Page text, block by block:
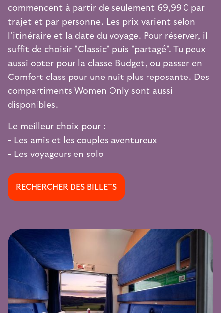
commencent à partir de seulement 69,99 € par
trajet et par personne. Les prix varient selon
l’itinéraire et la date du voyage. Pour réserver, il
suffit de choisir "Classic" puis "partagé". Tu peux
aussi opter pour la classe Budget, ou passer en
Comfort class pour une nuit plus reposante. Des
compartiments Women Only sont aussi
disponibles.
Le meilleur choix pour :
- Les amis et les couples aventureux
- Les voyageurs en solo
RECHERCHER DES BILLETS